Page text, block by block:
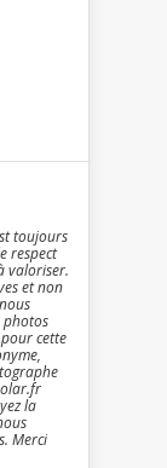
toujours
respect
valoriser.
et non
photos
cette
la
Merci